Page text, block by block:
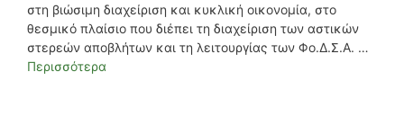
στη βιώσιμη διαχείριση και κυκλική οικονομία, στο
θεσμικό πλαίσιο που διέπει τη διαχείριση των αστικών
στερεών αποβλήτων και τη λειτουργίας των Φο.Δ.Σ.Α. …
Περισσότερα